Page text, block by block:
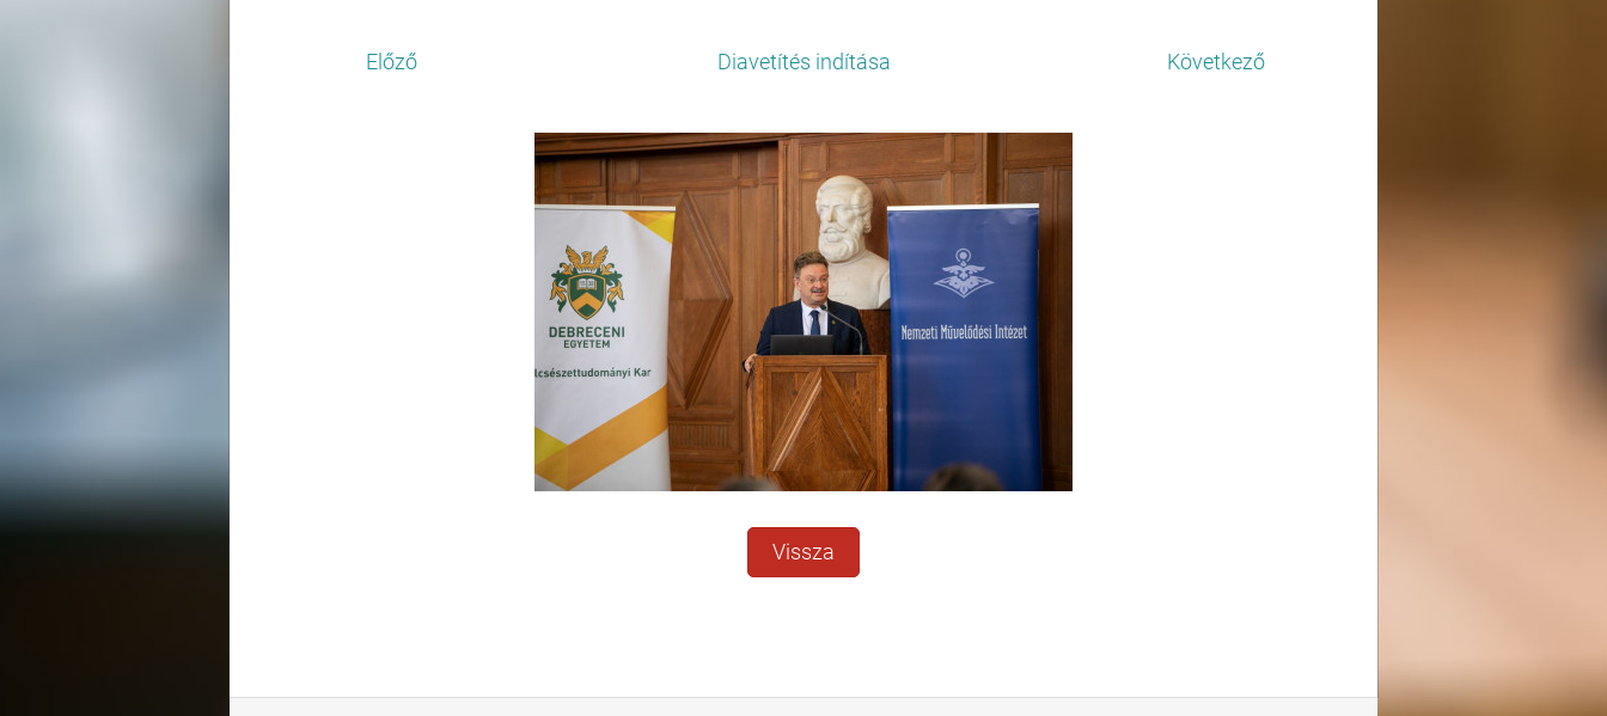
Előző Diavetítés indítása Következő
Vissza